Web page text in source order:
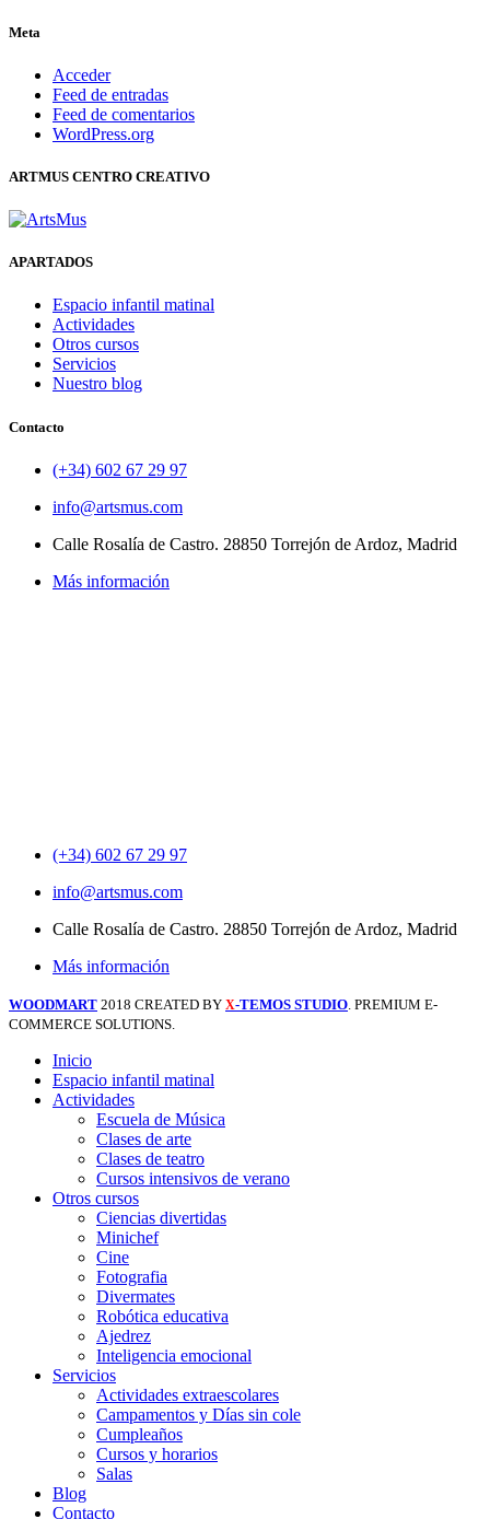
Meta
Acceder
Feed de entradas
Feed de comentarios
WordPress.org
ARTMUS CENTRO CREATIVO
APARTADOS
Espacio infantil matinal
Actividades
Otros cursos
Servicios
Nuestro blog
Contacto
(+34) 602 67 29 97
info@artsmus.com
Calle Rosalía de Castro. 28850 Torrejón de Ardoz, Madrid
Más información
(+34) 602 67 29 97
info@artsmus.com
Calle Rosalía de Castro. 28850 Torrejón de Ardoz, Madrid
Más información
WOODMART 2018 CREATED BY X-TEMOS STUDIO . PREMIUM E-
COMMERCE SOLUTIONS.
Inicio
Espacio infantil matinal
Actividades
Escuela de Música
Clases de arte
Clases de teatro
Cursos intensivos de verano
Otros cursos
Ciencias divertidas
Minichef
Cine
Fotografia
Divermates
Robótica educativa
Ajedrez
Inteligencia emocional
Servicios
Actividades extraescolares
Campamentos y Días sin cole
Cumpleaños
Cursos y horarios
Salas
Blog
Contacto